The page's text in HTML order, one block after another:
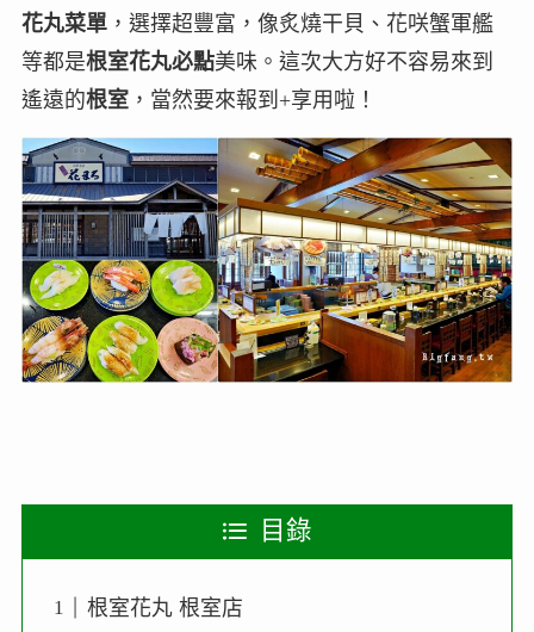
花丸菜單，選擇超豐富，像炙燒干貝、花咲蟹軍艦
等都是根室花丸必點美味。這次大方好不容易來到
遙遠的根室，當然要來報到+享用啦！
目錄
根室花丸 根室店